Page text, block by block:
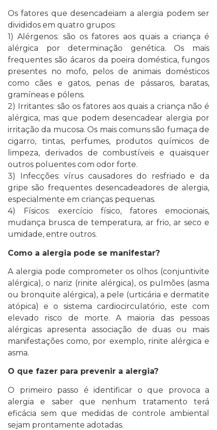
Os fatores que desencadeiam a alergia podem ser
divididos em quatro grupos:
1) Alérgenos: são os fatores aos quais a criança é
alérgica por determinação genética. Os mais
frequentes são ácaros da poeira doméstica, fungos
presentes no mofo, pelos de animais domésticos
como cães e gatos, penas de pássaros, baratas,
gramíneas e pólens.
2) Irritantes: são os fatores aos quais a criança não é
alérgica, mas que podem desencadear alergia por
irritação da mucosa. Os mais comuns são fumaça de
cigarro, tintas, perfumes, produtos químicos de
limpeza, derivados de combustíveis e quaisquer
outros poluentes com odor forte.
3) Infecções: vírus causadores do resfriado e da
gripe são frequentes desencadeadores de alergia,
especialmente em crianças pequenas.
4) Físicos: exercício físico, fatores emocionais,
mudança brusca de temperatura, ar frio, ar seco e
umidade, entre outros.
Como a alergia pode se manifestar?
A alergia pode comprometer os olhos (conjuntivite
alérgica), o nariz (rinite alérgica), os pulmões (asma
ou bronquite alérgica), a pele (urticária e dermatite
atópica) e o sistema cardiocirculatório, este com
elevado risco de morte. A maioria das pessoas
alérgicas apresenta associação de duas ou mais
manifestações como, por exemplo, rinite alérgica e
asma.
O que fazer para prevenir a alergia?
O primeiro passo é identificar o que provoca a
alergia e saber que nenhum tratamento terá
eficácia sem que medidas de controle ambiental
sejam prontamente adotadas.